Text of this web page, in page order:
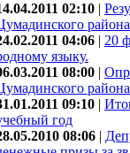
02:10 |
04:06 | 20
языку.
08:00 |
района
09:10 |
год
08:06 |